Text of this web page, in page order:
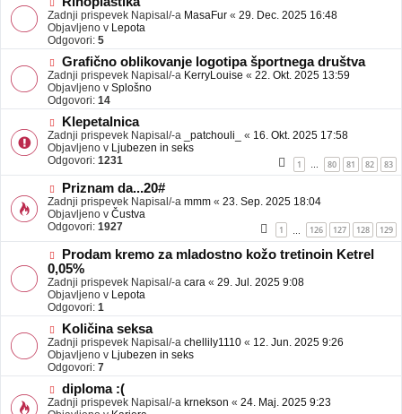
j
a
v
e
o
v
e
o
b
j
a
v
e
Zadnji prispevek Napisal/-a MasaFur « 29. Dec. 2025 16:48
Objavljeno v Lepota
Odgovori: 5
N
o
v
e
o
j
a
v
e
Grafično oblikovanje logotipa športnega društva
Zadnji prispevek Napisal/-a KerryLouise « 22. Okt. 2025 13:59
Objavljeno v Splošno
Odgovori: 14
N
o
v
e
b
a
v
e
Klepetalnica
Zadnji prispevek Napisal/-a _patchouli_ « 16. Okt. 2025 17:58
Objavljeno v Ljubezen in seks
Odgovori: 1231 1 80 81 82 83
N
o
v
e
o
b
j
a
v
e
Priznam da...20#
Zadnji prispevek Napisal/-a mmm « 23. Sep. 2025 18:04
Objavljeno v Čustva
Odgovori: 1927 1 126 127 128 129
N
o
v
e
o
b
a
v
e
Prodam kremo za mladostno kožo tretinoin Ketrel
0,05%
Zadnji prispevek Napisal/-a cara « 29. Jul. 2025 9:08
Objavljeno v Lepota
Odgovori: 1
N
o
v
e
o
b
j
Količina seksa
Zadnji prispevek Napisal/-a chellily1110 « 12. Jun. 2025 9:26
Objavljeno v Ljubezen in seks
Odgovori: 7
N
o
diploma :(
Zadnji prispevek Napisal/-a krnekson « 24. Maj. 2025 9:23